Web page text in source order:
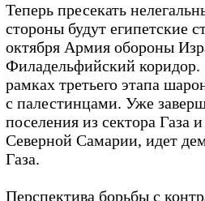
Теперь пресекать
стороны будут египетские
октября Армия обороны
Филадельфийский коридор.
рамках третьего этапа
с палестинцами. Уже
поселения из сектора Газа
Северной Самарии, идет
Газа.
Перспектива борьбы с